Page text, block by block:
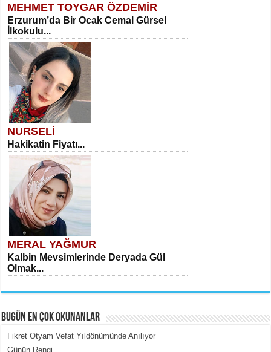
MEHMET TOYGAR ÖZDEMİR
Erzurum’da Bir Ocak Cemal Gürsel
İlkokulu...
NURSELİ
Hakikatin Fiyatı...
MERAL YAĞMUR
Kalbin Mevsimlerinde Deryada Gül
Olmak...
BUGÜN EN ÇOK OKUNANLAR
Fikret Otyam Vefat Yıldönümünde Anılıyor
Günün Rengi